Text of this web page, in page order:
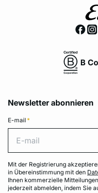
B
Newsletter abonnieren
E-mail *
Mit der Registrierung
in Übereinstimmung mit den
Ihnen kommerzielle
jederzeit abmelden, indem Sie